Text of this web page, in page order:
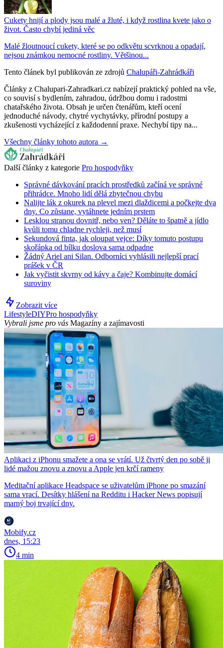
Cukety hnijí a plody jsou malé a žluté, i když rostlina kvete jako o
život. Často chybí jediná věc
Malé žloutnoucí cukety, které se po odkvětu scvrknou a opadají,
nejsou známkou nemocné rostliny. Většinou...
Tento článek byl publikován ze zdrojů Chalupáři-Zahrádkáři
Články z Chalupari-Zahradkari.cz nabízejí praktický pohled na vše,
co souvisí s bydlením, zahradou, údržbou domu i radostmi
chatařského života. Obsah je určen čtenářům, kteří ocení
jednoduché návody, chytré vychytávky, přírodní postupy a
zkušenosti vycházející z každodenní praxe. Nechybí tipy na...
Všechny články tohoto autora →
Další články z kategorie Pro hospodyňky
Správné dávkování pracích prostředků začíná ve správné
přihrádce. Mnoho lidí dělá zbytečnou chybu
Nalijte lák z okurek na plevel mezi dlaždicemi a počkejte dva
dny. Co zůstane, vytáhnete jedním prstem
Lesklou stranou dovnitř, nebo ven? Děláte to špatně a jídlo
kvůli tomu chladne rychleji, než musí
Sekundová finta, jak oloupat vejce: Díky tomuto postupu
skořápka od bílku doslova sama odpadne
Žádný Ariel ani Silan. Odborníci vyhlásili nejlepší prací
prášek v ČR
Jak vyčistit skvrny od kávy a čaje? Kombinujte domácí
suroviny
Zobrazit více
LifestyleDIYPro hospodyňky
Vybrali jsme pro vás Magazíny a zajímavosti
Aplikaci z iPhonu smažete a ona se vrátí. Už čtvrtý den po sobě ji
lidé mažou znovu a znovu a Apple jen krčí rameny
Meditační aplikace Headspace se uživatelům iPhone po smazání
sama vrací. Desítky hlášení na Redditu i Hacker News popisují
marný boj trvající dny.
Mobify.cz
dnes, 15:23
4 min